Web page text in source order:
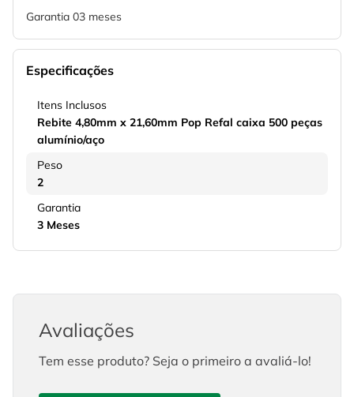
Garantia 03 meses
Especificações
Itens Inclusos
Rebite 4,80mm x 21,60mm Pop Refal caixa 500 peças
alumínio/aço
Peso
2
Garantia
3 Meses
Avaliações
Tem esse produto? Seja o primeiro a avaliá-lo!